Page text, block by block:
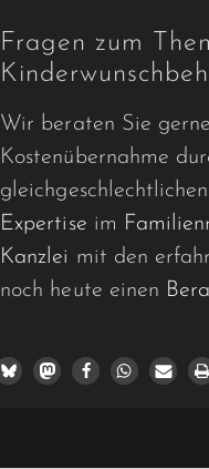
Fragen zum
Wir beraten Sie
Kostenübernahme
Expertise im
Kanzlei mit den
noch heute einen